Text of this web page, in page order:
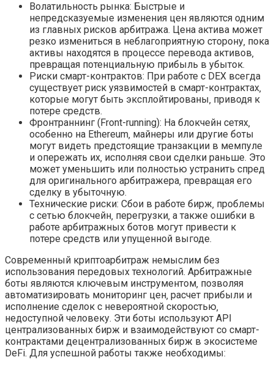
Волатильность рынка: Быстрые и
непредсказуемые изменения цен являются одним
из главных рисков арбитража. Цена актива может
резко измениться в неблагоприятную сторону‚ пока
активы находятся в процессе перевода активов‚
превращая потенциальную прибыль в убыток.
Риски смарт-контрактов: При работе с DEX всегда
существует риск уязвимостей в смарт-контрактах‚
которые могут быть эксплойтированы‚ приводя к
потере средств.
Фронтраннинг (Front-running): На блокчейн сетях‚
особенно на Ethereum‚ майнеры или другие боты
могут видеть предстоящие транзакции в мемпуле
и опережать их‚ исполняя свои сделки раньше. Это
может уменьшить или полностью устранить спред
для оригинального арбитражера‚ превращая его
сделку в убыточную.
Технические риски: Сбои в работе бирж‚ проблемы
с сетью блокчейн‚ перегрузки‚ а также ошибки в
работе арбитражных ботов могут привести к
потере средств или упущенной выгоде.
Современный криптоарбитраж немыслим без
использования передовых технологий. Арбитражные
боты являются ключевым инструментом‚ позволяя
автоматизировать мониторинг цен‚ расчет прибыли и
исполнение сделок с невероятной скоростью‚
недоступной человеку. Эти боты используют API
централизованных бирж и взаимодействуют со смарт-
контрактами децентрализованных бирж в экосистеме
DeFi. Для успешной работы также необходимы: